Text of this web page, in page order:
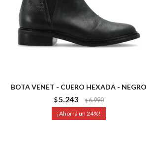
BOTA VENET - CUERO HEXADA - NEGRO
$5.243 $6.990
24